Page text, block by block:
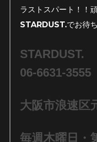
ラストスパート！！
STARDUST.でお待
STARDUST.
06-6631-
大阪市浪速区
毎週木曜日・